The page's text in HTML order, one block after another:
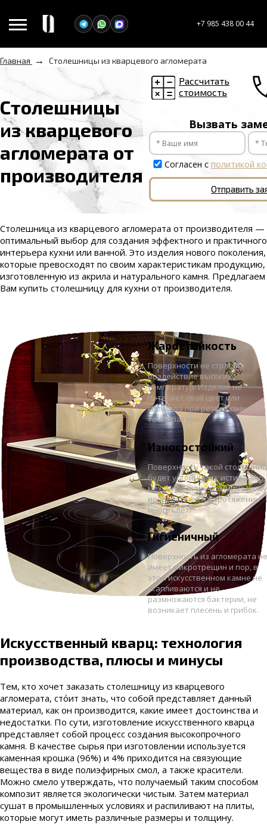
+7 985 438 00 44
Главная → Столешницы из кварцевого агломерата
Столешницы
из кварцевого
агломерата от
производителя
Рассчитать
стоимость
Вызвать
Согласен с политикой
Отправить
Столешница из кварцевого агломерата от производителя —
оптимальный выбор для создания эффектного и практичного
интерьера кухни или ванной. Это изделия нового поколения,
которые превосходят по своим характеристикам продукцию,
изготовленную из акрила и натурального камня. Предлагаем
Вам купить столешницу для кухни от производителя.
Износостойкий
Поверхность такой
будет устойчива к истиранию,
механическому и химическому
воздействию на протяжении
многих лет.
Гигиеничный
Поверхность из агломерата не
имеет микротрещин и пор, в
этом искусственном камне не
скапливаются и не
размножаются бактерии, не
возникает плесень и грибок.
Жаростойкость
Поверхности не страшно
воздействие высоких
температур. Изделие не
потеряет свой цвет или
свойства при резкой смене
температуры.
Искусственный кварц: технология
производства, плюсы и минусы
Тем, кто хочет заказать столешницу из кварцевого
агломерата, сто́ит знать, что собой представляет данный
материал, как он производится, какие имеет достоинства и
недостатки. По сути, изготовление искусственного кварца
представляет собой процесс создания высокопрочного
камня. В качестве сырья при изготовлении используется
каменная крошка (96%) и 4% приходится на связующие
вещества в виде полиэфирных смол, а также красители.
Можно смело утверждать, что получаемый таким способом
композит является экологически чистым. Затем материал
сушат в промышленных условиях и распиливают на плиты,
которые могут иметь различные размеры и толщину.